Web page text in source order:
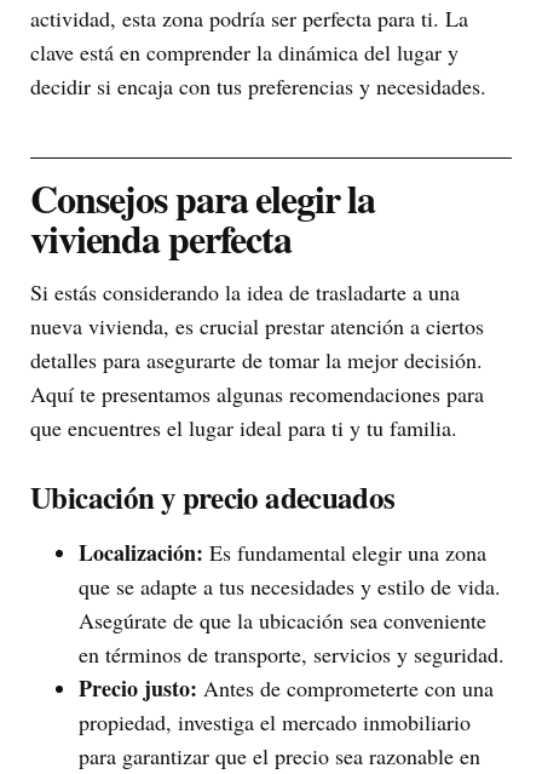
actividad, esta zona podría ser perfecta para ti. La
clave está en comprender la dinámica del lugar y
decidir si encaja con tus preferencias y necesidades.
Consejos para elegir la
vivienda perfecta
Si estás considerando la idea de trasladarte a una
nueva vivienda, es crucial prestar atención a ciertos
detalles para asegurarte de tomar la mejor decisión.
Aquí te presentamos algunas recomendaciones para
que encuentres el lugar ideal para ti y tu familia.
Ubicación y precio adecuados
Localización: Es fundamental elegir una zona
que se adapte a tus necesidades y estilo de vida.
Asegúrate de que la ubicación sea conveniente
en términos de transporte, servicios y seguridad.
Precio justo: Antes de comprometerte con una
propiedad, investiga el mercado inmobiliario
para garantizar que el precio sea razonable en